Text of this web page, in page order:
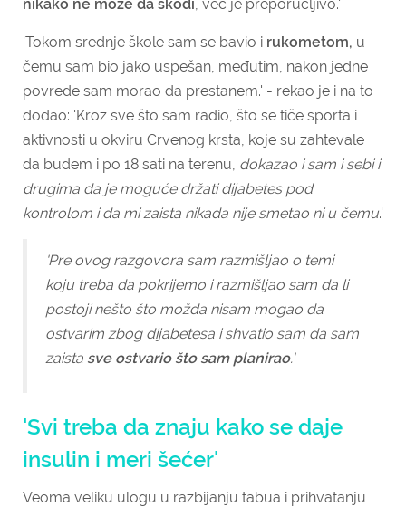
nikako ne može da škodi, već je preporučljivo.'
'Tokom srednje škole sam se bavio i rukometom, u
čemu sam bio jako uspešan, međutim, nakon jedne
povrede sam morao da prestanem.' - rekao je i na to
dodao: 'Kroz sve što sam radio, što se tiče sporta i
aktivnosti u okviru Crvenog krsta, koje su zahtevale
da budem i po 18 sati na terenu, dokazao i sam i sebi i
drugima da je moguće držati dijabetes pod
kontrolom i da mi zaista nikada nije smetao ni u čemu.'
'Pre ovog razgovora sam razmišljao o temi
koju treba da pokrijemo i razmišljao sam da li
postoji nešto što možda nisam mogao da
ostvarim zbog dijabetesa i shvatio sam da sam
zaista sve ostvario što sam planirao.'
'Svi treba da znaju kako se daje
insulin i meri šećer'
Veoma veliku ulogu u razbijanju tabua i prihvatanju